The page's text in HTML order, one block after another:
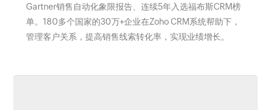
Gartner销售自动化象限报告、连续5年入选福布斯CRM榜
单。180多个国家的30万+企业在Zoho CRM系统帮助下，
管理客户关系，提高销售线索转化率，实现业绩增长。